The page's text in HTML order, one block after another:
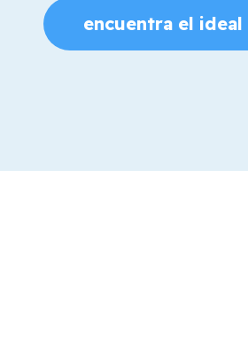
encuentra el ideal